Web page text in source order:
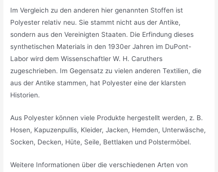
Im Vergleich zu den anderen hier genannten Stoffen ist
Polyester relativ neu. Sie stammt nicht aus der Antike,
sondern aus den Vereinigten Staaten. Die Erfindung dieses
synthetischen Materials in den 1930er Jahren im DuPont-
Labor wird dem Wissenschaftler W. H. Caruthers
zugeschrieben. Im Gegensatz zu vielen anderen Textilien, die
aus der Antike stammen, hat Polyester eine der klarsten
Historien.
Aus Polyester können viele Produkte hergestellt werden, z. B.
Hosen, Kapuzenpullis, Kleider, Jacken, Hemden, Unterwäsche,
Socken, Decken, Hüte, Seile, Bettlaken und Polstermöbel.
Weitere Informationen über die verschiedenen Arten von